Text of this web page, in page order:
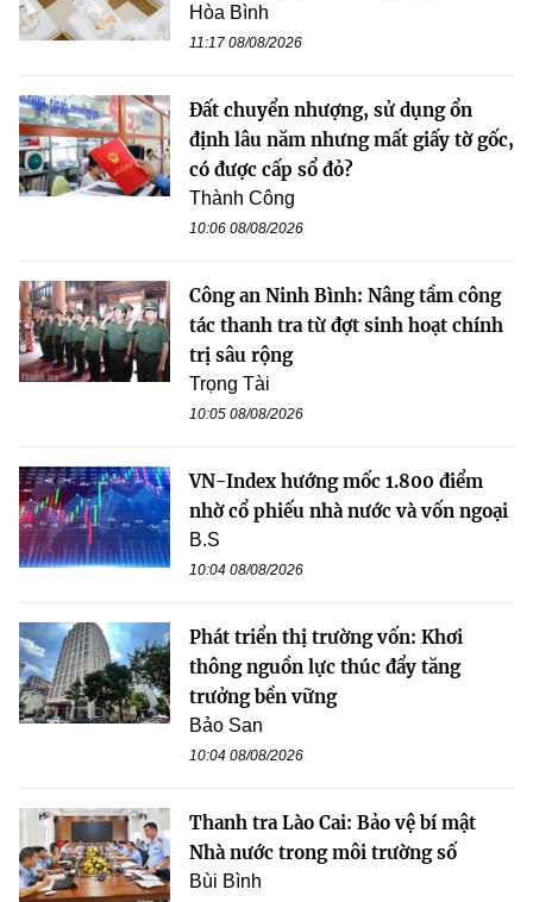
Hòa Bình
11:17 08/08/2026
Đất chuyển nhượng, sử dụng ổn
định lâu năm nhưng mất giấy tờ gốc,
có được cấp sổ đỏ?
Thành Công
10:06 08/08/2026
Công an Ninh Bình: Nâng tầm công
tác thanh tra từ đợt sinh hoạt chính
trị sâu rộng
Trọng Tài
10:05 08/08/2026
VN-Index hướng mốc 1.800 điểm
nhờ cổ phiếu nhà nước và vốn ngoại
B.S
10:04 08/08/2026
Phát triển thị trường vốn: Khơi
thông nguồn lực thúc đẩy tăng
trưởng bền vững
Bảo San
10:04 08/08/2026
Thanh tra Lào Cai: Bảo vệ bí mật
Nhà nước trong môi trường số
Bùi Bình